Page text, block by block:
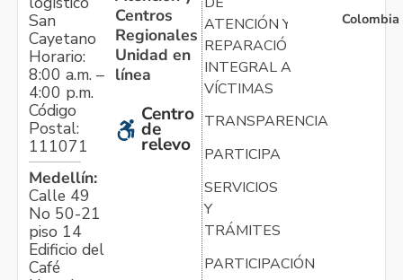
San
Cayetano
Horario:
8:00 a.m. –
4:00 p.m.
Código
Postal:
111071
Medellín:
Calle 49
No 50-21
piso 14
Edificio del
Café
Centros
Regionales
Unidad en
línea
Centro
de
relevo
ATENCIÓN Y
REPARACIÓN
INTEGRAL A
VÍCTIMAS
TRANSPARENCIA
PARTICIPA
SERVICIOS
Y
TRÁMITES
PARTICIPACIÓN
Colombia